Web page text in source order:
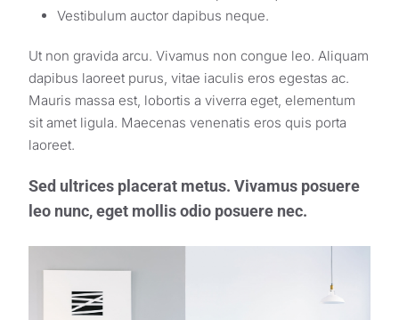
Vestibulum auctor dapibus neque.
Ut non gravida arcu. Vivamus non congue leo. Aliquam
dapibus laoreet purus, vitae iaculis eros egestas ac.
Mauris massa est, lobortis a viverra eget, elementum
sit amet ligula. Maecenas venenatis eros quis porta
laoreet.
Sed ultrices placerat metus. Vivamus posuere
leo nunc, eget mollis odio posuere nec.